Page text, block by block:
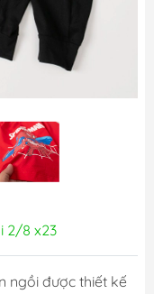
2/8 x23
ngồi được thiết kế